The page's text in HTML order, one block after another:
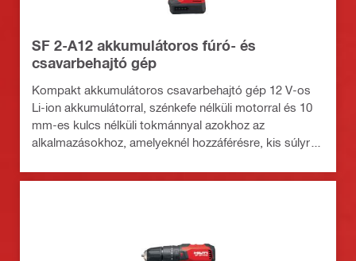
SF 2-A12 akkumulátoros fúró- és
csavarbehajtó gép
Kompakt akkumulátoros csavarbehajtó gép 12 V-os
Li-ion akkumulátorral, szénkefe nélküli motorral és 10
mm-es kulcs nélküli tokmánnyal azokhoz az
alkalmazásokhoz, amelyeknél hozzáférésre, kis súlyra